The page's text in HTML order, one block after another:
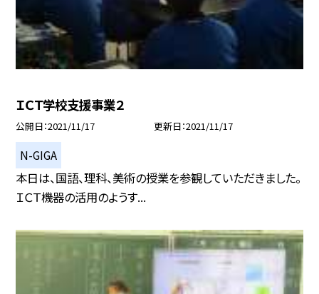
ＩＣＴ学校支援事業２
公開日 2021/11/17 更新日 2021/11/17
N-GIGA
本日は、国語、理科、美術の授業を参観していただきました。
ＩＣＴ機器の活用のようす...